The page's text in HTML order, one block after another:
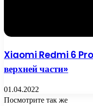
Xiaomi Redmi 6 Pro
верхней части»
01.04.2022
Посмотрите так же